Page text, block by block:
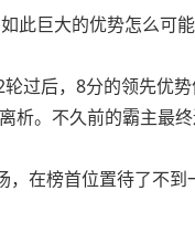
巨大的优势怎么可能
过后，8分的领先优
析。不久前的霸主最
，在榜首位置待了不到